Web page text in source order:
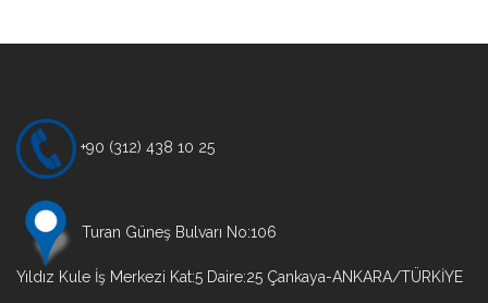
+90 (312) 438 10 25
Turan Güneş Bulvarı No:106
Yıldız Kule İş Merkezi Kat:5 Daire:25 Çankaya-ANKARA/TÜRKİYE